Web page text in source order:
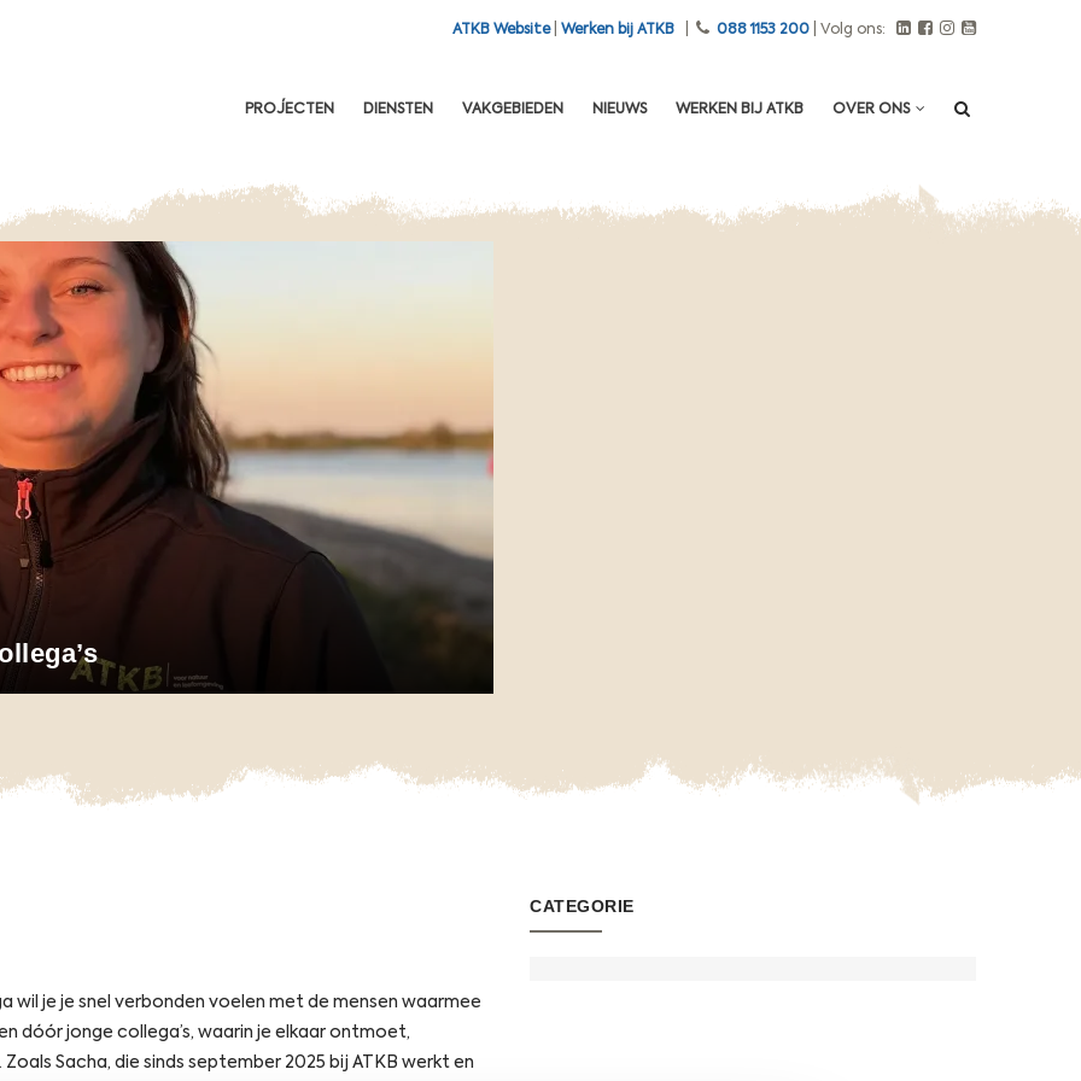
ATKB Website| Werken bij ATKB 088 1153 200 | Volg ons:
PROJECTEN DIENSTEN VAKGEBIEDEN NIEUWS WERKEN BIJ ATKB OVER ONS
wil je je snel verbonden voelen met de mensen waarmee
dóór jonge collega’s, waarin je elkaar ontmoet,
Sacha, die sinds september 2025 bij ATKB werkt en
CATEGORIE